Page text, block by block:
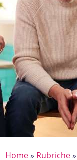
Home» Rubriche»